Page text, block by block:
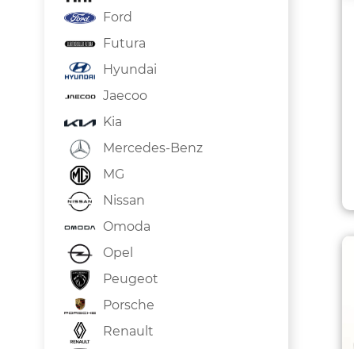
Ford
Futura
Hyundai
Jaecoo
Kia
Mercedes-Benz
MG
Nissan
Omoda
Opel
Peugeot
Porsche
Renault